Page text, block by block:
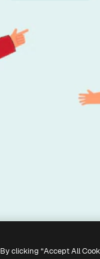
By clicking “Accept All